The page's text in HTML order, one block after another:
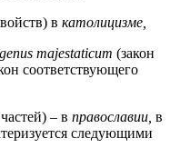
в католицизме,
genus majestaticum (закон
соответствующего
– в православии, в
следующими